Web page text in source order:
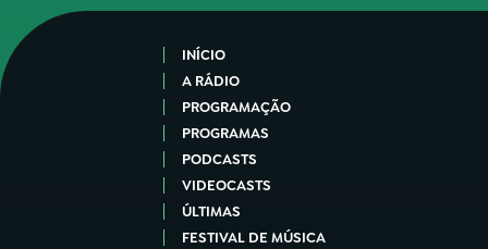
INÍCIO
A RÁDIO
PROGRAMAÇÃO
PROGRAMAS
PODCASTS
VIDEOCASTS
ÚLTIMAS
FESTIVAL DE MÚSICA